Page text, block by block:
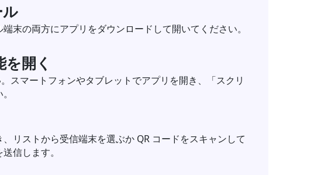
末の両方にアプリをダウンロードして開いてください。
開く
スマートフォンやタブレットでアプリを開き、「スクリ
リストから受信端末を選ぶか QR コードをスキャンして
信します。